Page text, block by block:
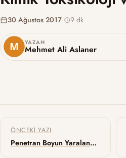
YAZAN
Mehmet Ali Aslaner
30 Ağustos 2017· 9 dk
Yazı gezinmesi
ÖNCEKI YAZI
Penetran Boyun Yaralanmalarında Görüntüleme